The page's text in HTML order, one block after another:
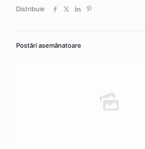
Distribuie
Postări asemănatoare